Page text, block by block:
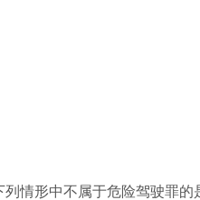
情形中不属于危险驾驶罪的